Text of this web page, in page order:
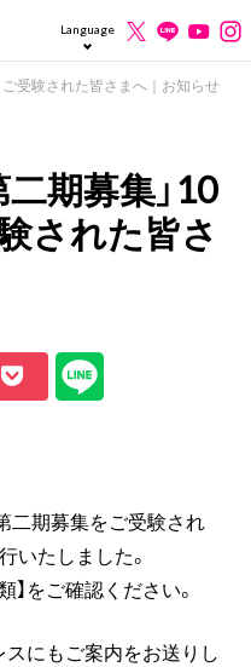
Language
ご受験された皆さまへ｜お知らせ
期募集」10
された皆さ
二期募集をご受験され
いたしました。
をご確認ください。
にもご案内をお送りし